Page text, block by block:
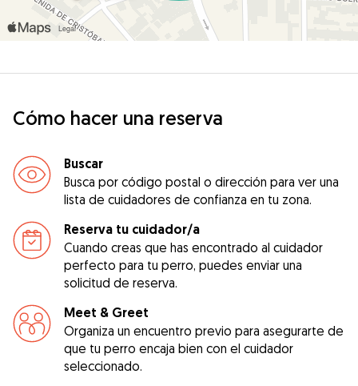
Cómo hacer una reserva
Buscar
Busca por código postal o dirección para ver una
lista de cuidadores de confianza en tu zona.
Reserva tu cuidador/a
Cuando creas que has encontrado al cuidador
perfecto para tu perro, puedes enviar una
solicitud de reserva.
Meet & Greet
Organiza un encuentro previo para asegurarte de
que tu perro encaja bien con el cuidador
seleccionado.